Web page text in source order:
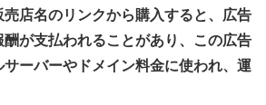
店名のリンクから購入すると、広告
が支払われることがあり、この広告
ーバーやドメイン料金に使われ、運